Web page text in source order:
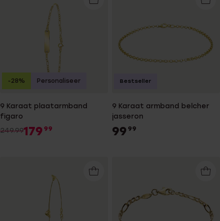
9 Karaat plaatarmband
figaro
249.99179 99
-28% Personaliseer
9 Karaat armband belcher
jasseron
99 99
Bestseller